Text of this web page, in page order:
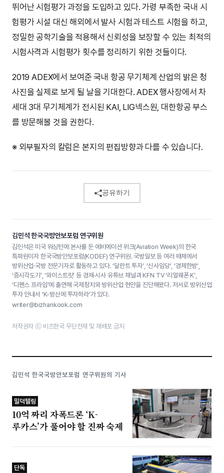
뛰어난 시험평가 과정을 도입하고 있다. 가령 부족한 국내 시
험평가 시설 대신 해외에서 발사 시험과 테스트 시험을 하고,
정밀한 공학기술을 적용해서 신뢰성을 보장할 수 있는 최적의
시험사격과 시험평가 횟수를 정리하기 위한 것들이다.
2019 ADEX에서 보여준 국내 항공 무기체계 산업의 밝은 청
사진을 실제로 보게 될 날을 기대한다. ADEX 행사장에서 차
세대 3대 무기체계가 전시된 KAI, LIG넥스원, 대한항공 부스
를 방문해볼 것을 권한다.
※ 외부필자의 칼럼은 본지의 편집방향과 다를 수 있습니다.
공유하기
김민석 한국국방안보포럼 연구위원
김민석은 미국 워싱턴에 본사를 둔 에비에이션 위크(Aviation Week)의 한국
특파원이자 한국국방안보포럼(KODEF) 연구위원. 국방일보 등 여러 매체에서
방위산업·국방 전문기자로 활동하고 있다. ‘달란트 투자’, ‘신사임당’, ‘경제한방’,
‘증시각도기’, ‘와이스트릿’ 등 경제·시사 유튜브 채널과 KFN TV ‘리얼웨폰 K’,
‘디펜스 프라임’에 출연해 국제정치와 방위산업 현안을 진단해왔다. 저서로 방위산업
투자 안내서 ‘K-방산에 투자하라’가 있다.
writer@bizhankook.com
저작권자 ⓒ 비즈한국 무단전재 및 재배포 금지
김민석 한국국방안보포럼 연구위원의 기사
밀덕텔링
10억 짜리 자폭드론 ‘K-
루카스’가 풀어야 할 진짜 숙제
단독